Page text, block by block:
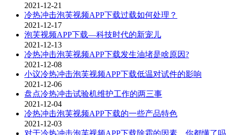
2021-12-21
冷热冲击泡芙视频APP下载过载如何处理？
2021-12-17
泡芙视频APP下载—科技时代的新宠儿
2021-12-13
冷热冲击泡芙视频APP下载发生油堵是啥原因?
2021-12-08
小议冷热冲击泡芙视频APP下载低温对试件的影响
2021-12-06
盘点冷热冲击试验机维护工作的两三事
2021-12-04
冷热冲击泡芙视频APP下载的一些产品特色
2021-12-03
对于冷热冲击泡芙视频APP下载除霜的因素，你都懂了吗